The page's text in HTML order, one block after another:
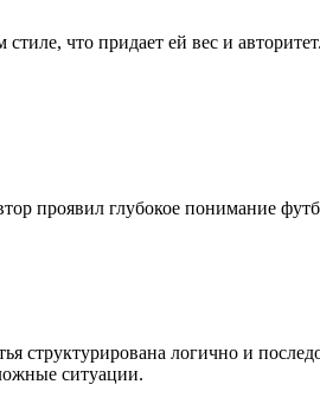
что придает ей вес и
проявил глубокое понимание
логично и
ситуации.